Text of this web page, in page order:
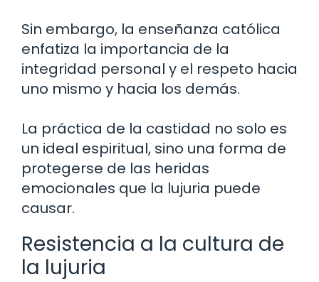
Sin embargo, la enseñanza católica
enfatiza la importancia de la
integridad personal y el respeto hacia
uno mismo y hacia los demás.
La práctica de la castidad no solo es
un ideal espiritual, sino una forma de
protegerse de las heridas
emocionales que la lujuria puede
causar.
Resistencia a la cultura de
la lujuria